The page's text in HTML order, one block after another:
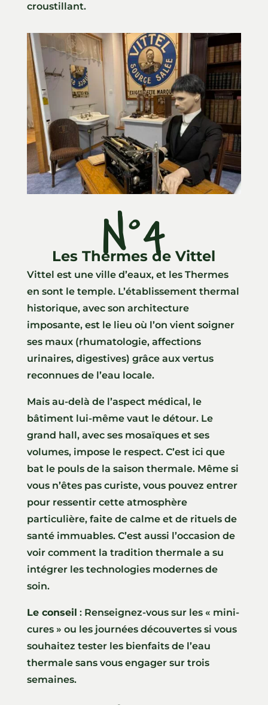
croustillant.
N°4
Les Thermes de Vittel
Vittel est une ville d’eaux, et les Thermes
en sont le temple. L’établissement thermal
historique, avec son architecture
imposante, est le lieu où l’on vient soigner
ses maux (rhumatologie, affections
urinaires, digestives) grâce aux vertus
reconnues de l’eau locale.
Mais au-delà de l’aspect médical, le
bâtiment lui-même vaut le détour. Le
grand hall, avec ses mosaïques et ses
volumes, impose le respect. C’est ici que
bat le pouls de la saison thermale. Même si
vous n’êtes pas curiste, vous pouvez entrer
pour ressentir cette atmosphère
particulière, faite de calme et de rituels de
santé immuables. C’est aussi l’occasion de
voir comment la tradition thermale a su
intégrer les technologies modernes de
soin.
Le conseil : Renseignez-vous sur les « mini-
cures » ou les journées découvertes si vous
souhaitez tester les bienfaits de l’eau
thermale sans vous engager sur trois
semaines.